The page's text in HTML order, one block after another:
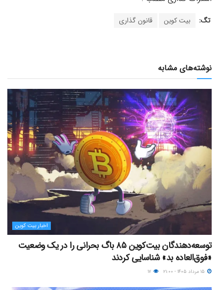
تگ: بیت کوین قانون گذاری
نوشته‌های مشابه
اخبار بیت کوین
توسعه‌دهندگان بیت‌کوین ۸۵ باگ بحرانی را در یک وضعیت
«فوق‌العاده بد» شناسایی کردند